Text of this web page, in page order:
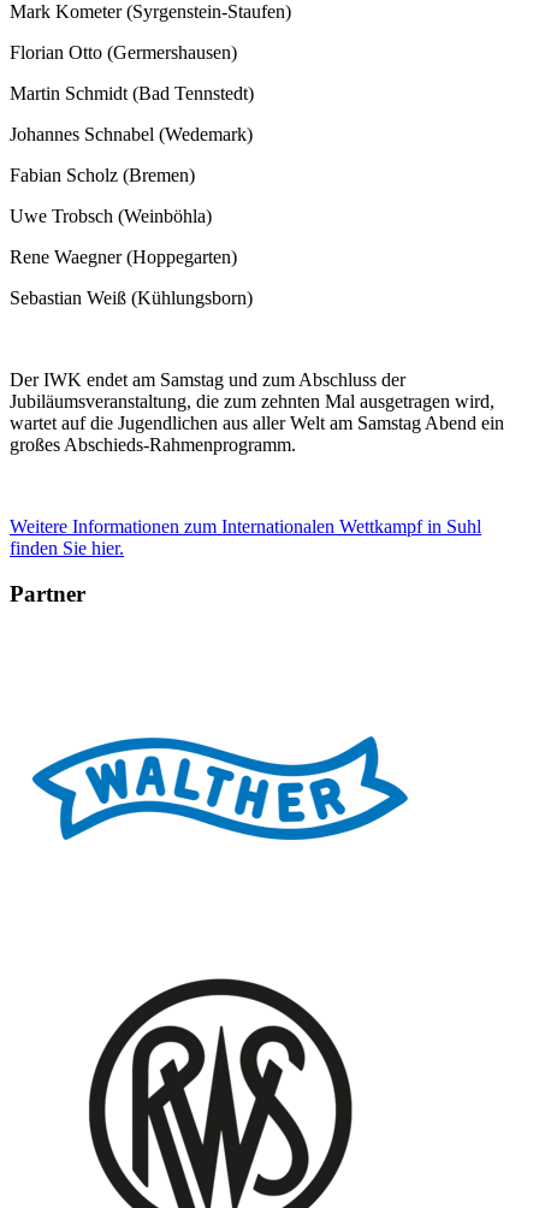
Mark Kometer (Syrgenstein-Staufen)
Florian Otto (Germershausen)
Martin Schmidt (Bad Tennstedt)
Johannes Schnabel (Wedemark)
Fabian Scholz (Bremen)
Uwe Trobsch (Weinböhla)
Rene Waegner (Hoppegarten)
Sebastian Weiß (Kühlungsborn)
Der IWK endet am Samstag und zum Abschluss der
Jubiläumsveranstaltung, die zum zehnten Mal ausgetragen wird,
wartet auf die Jugendlichen aus aller Welt am Samstag Abend ein
großes Abschieds-Rahmenprogramm.
Weitere Informationen zum Internationalen Wettkampf in Suhl
finden Sie hier.
Partner